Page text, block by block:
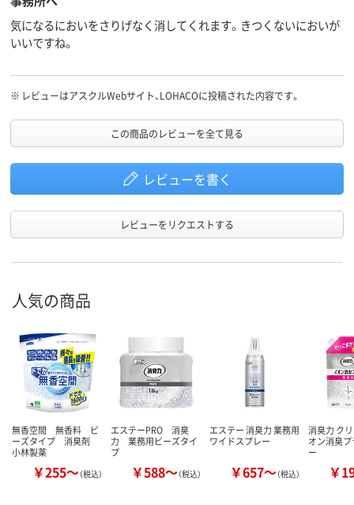
気になるにおいをさりげなく消してくれます。きつくないにおいが
いいですね。
※ レビューはアスクルWebサイト、LOHACOに投稿された内容です。
この商品のレビューを全て見る
レビューを書く
レビューをリクエストする
人気の商品
無香空間 無香料 ビ
ーズタイプ 消臭剤
小林製薬
￥255～（税込）
エステーPRO 消臭
力 業務用ビーズタイ
プ
￥588～（税込）
エステー 消臭力 業務用
ワイドスプレー
￥657～（税込）
消臭力 ク
オン消臭
ー
￥